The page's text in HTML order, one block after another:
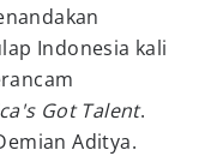
Indonesia kali
Got Talent.
Aditya.